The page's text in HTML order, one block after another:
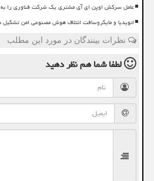
عامل سرکش اوپن ای آی مشتری یک شرکت فناوری را
انویدیا و مایکروسافت ائتلاف هوش مصنوعی امن تشکیل
نظرات بینندگان در مورد این مطلب
لطفا شما همنظر دهید